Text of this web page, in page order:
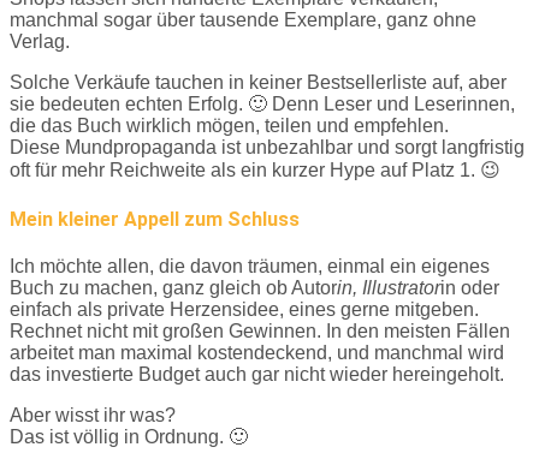
manchmal sogar über tausende Exemplare, ganz ohne
Verlag.
Solche Verkäufe tauchen in keiner Bestsellerliste auf, aber
sie bedeuten echten Erfolg. 🙂 Denn Leser und Leserinnen,
die das Buch wirklich mögen, teilen und empfehlen.
Diese Mundpropaganda ist unbezahlbar und sorgt langfristig
oft für mehr Reichweite als ein kurzer Hype auf Platz 1. 😉
Mein kleiner Appell zum Schluss
Ich möchte allen, die davon träumen, einmal ein eigenes
Buch zu machen, ganz gleich ob Autorin, Illustratorin oder
einfach als private Herzensidee, eines gerne mitgeben.
Rechnet nicht mit großen Gewinnen. In den meisten Fällen
arbeitet man maximal kostendeckend, und manchmal wird
das investierte Budget auch gar nicht wieder hereingeholt.
Aber wisst ihr was?
Das ist völlig in Ordnung. 🙂